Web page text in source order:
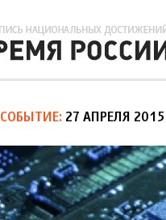
СОБЫТИЕ 27 АПРЕЛЯ 2015